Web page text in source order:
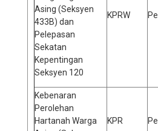
Asing (Seksyen
433B) dan
Pelepasan
Sekatan
Kepentingan
Seksyen 120
KPRW
Kebenaran
Perolehan
Hartanah Warga
KPR